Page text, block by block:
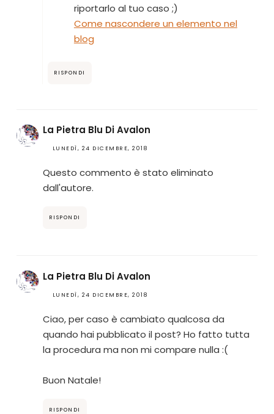
riportarlo al tuo caso ;)
Come nascondere un elemento nel
blog
RISPONDI
La Pietra Blu Di Avalon
LUNEDÌ, 24 DICEMBRE, 2018
Questo commento è stato eliminato
dall'autore.
RISPONDI
La Pietra Blu Di Avalon
LUNEDÌ, 24 DICEMBRE, 2018
Ciao, per caso è cambiato qualcosa da
quando hai pubblicato il post? Ho fatto tutta
la procedura ma non mi compare nulla :(
Buon Natale!
RISPONDI